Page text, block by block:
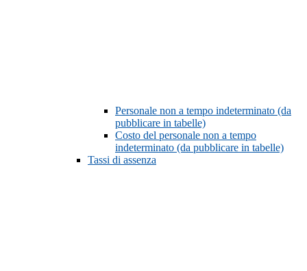
Personale non a tempo indeterminato (da
pubblicare in tabelle)
Costo del personale non a tempo
indeterminato (da pubblicare in tabelle)
Tassi di assenza